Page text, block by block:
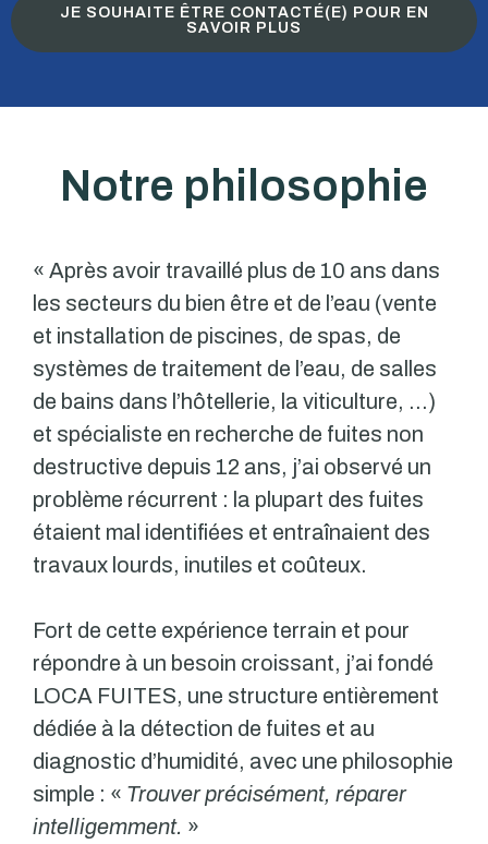
JE SOUHAITE ÊTRE CONTACTÉ(E) POUR EN
SAVOIR PLUS
Notre philosophie
« Après avoir travaillé plus de 10 ans dans
les secteurs du bien être et de l’eau (vente
et installation de piscines, de spas, de
systèmes de traitement de l’eau, de salles
de bains dans l’hôtellerie, la viticulture, …)
et spécialiste en recherche de fuites non
destructive depuis 12 ans, j’ai observé un
problème récurrent : la plupart des fuites
étaient mal identifiées et entraînaient des
travaux lourds, inutiles et coûteux.
Fort de cette expérience terrain et pour
répondre à un besoin croissant, j’ai fondé
LOCA FUITES, une structure entièrement
dédiée à la détection de fuites et au
diagnostic d’humidité, avec une philosophie
simple : « Trouver précisément, réparer
intelligemment. »